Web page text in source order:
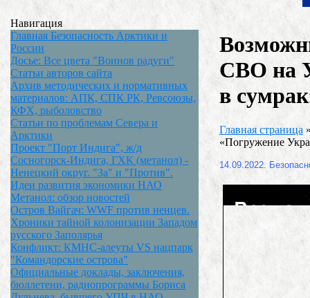
Навигация
Главная Безопасность Арктики и
России
Досье: Все цвета "Воинов радуги"
Статьи авторов сайта
Архив методических и нормативных
материалов: АПК, СПК РК, Ревсоюзы,
КФХ, рыболовство
Статьи по проблемам Севера и
Арктики
Проект "Порт Индига", ж/д
Сосногорск-Индига, ГХК (метанол) -
Ненецкий округ. "За" и "Против".
Идеи развития экономики НАО
Метанол: обзор новостей
Остров Вайгач: WWF против ненцев.
Хроники тайной колонизации Западом
русского Заполярья
Конфликт: КМНС-алеуты VS нацпарк
"Командорские острова"
Официальные доклады, заключения,
бюллетени, радиопрограммы Бориса
СВО на
в
Главная страница
«Погружение
14.09.2022.